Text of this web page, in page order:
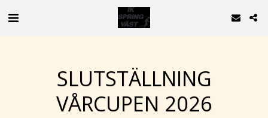
SLUTSTÄLLNING
VÅRCUPEN 2026